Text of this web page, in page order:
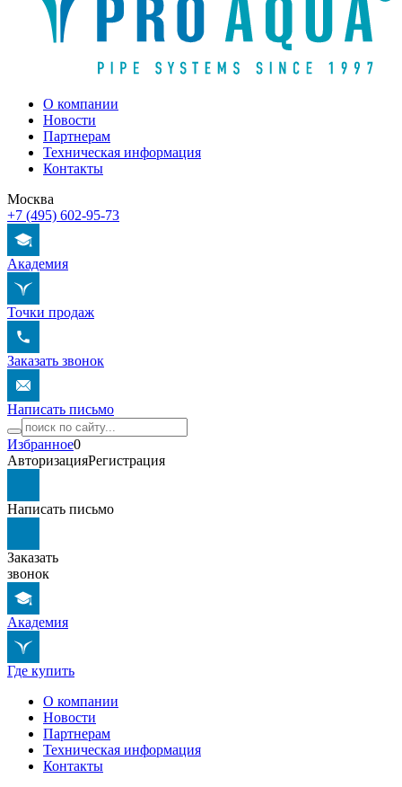
О компании
Новости
Партнерам
Техническая информация
Контакты
Москва
+7 (495) 602-95-73
Академия
Точки продаж
Заказать звонок
Написать письмо
Избранное0
АвторизацияРегистрация
Написать письмо
Заказать
звонок
Академия
Где купить
О компании
Новости
Партнерам
Техническая информация
Контакты